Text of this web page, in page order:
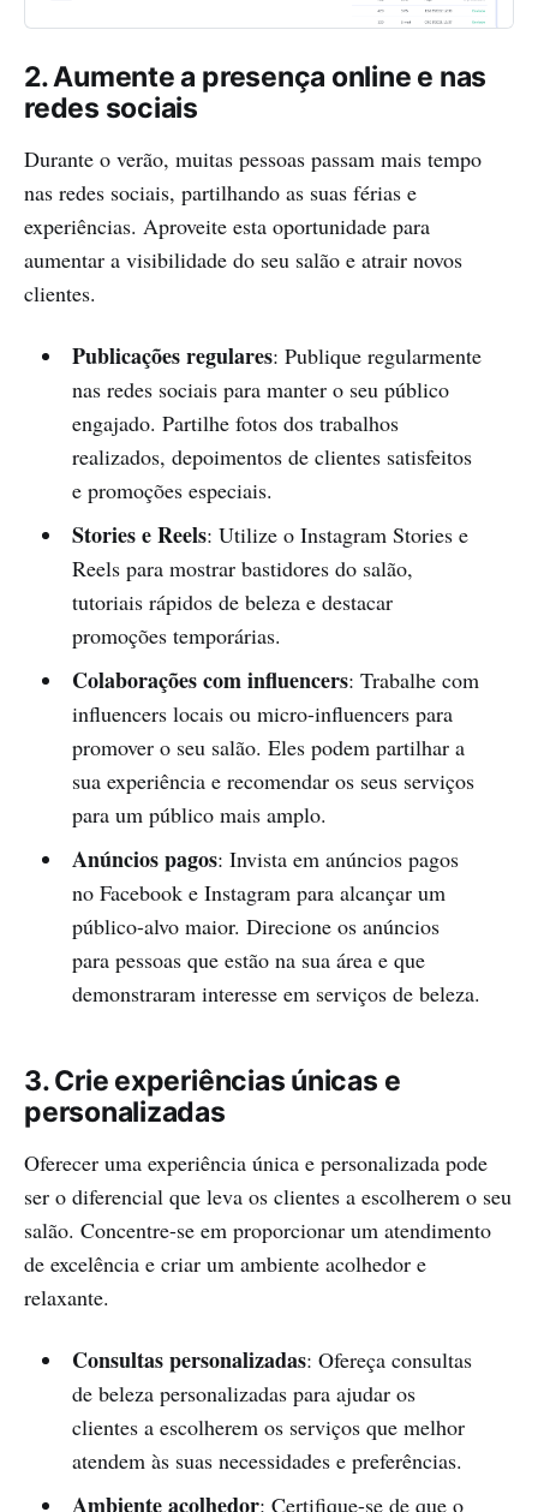
2. Aumente a presença online e nas
redes sociais
Durante o verão, muitas pessoas passam mais tempo
nas redes sociais, partilhando as suas férias e
experiências. Aproveite esta oportunidade para
aumentar a visibilidade do seu salão e atrair novos
clientes.
Publicações regulares: Publique regularmente
nas redes sociais para manter o seu público
engajado. Partilhe fotos dos trabalhos
realizados, depoimentos de clientes satisfeitos
e promoções especiais.
Stories e Reels: Utilize o Instagram Stories e
Reels para mostrar bastidores do salão,
tutoriais rápidos de beleza e destacar
promoções temporárias.
Colaborações com influencers: Trabalhe com
influencers locais ou micro-influencers para
promover o seu salão. Eles podem partilhar a
sua experiência e recomendar os seus serviços
para um público mais amplo.
Anúncios pagos: Invista em anúncios pagos
no Facebook e Instagram para alcançar um
público-alvo maior. Direcione os anúncios
para pessoas que estão na sua área e que
demonstraram interesse em serviços de beleza.
3. Crie experiências únicas e
personalizadas
Oferecer uma experiência única e personalizada pode
ser o diferencial que leva os clientes a escolherem o seu
salão. Concentre-se em proporcionar um atendimento
de excelência e criar um ambiente acolhedor e
relaxante.
Consultas personalizadas: Ofereça consultas
de beleza personalizadas para ajudar os
clientes a escolherem os serviços que melhor
atendem às suas necessidades e preferências.
Ambiente acolhedor: Certifique-se de que o